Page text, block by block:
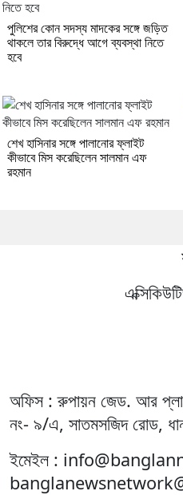
পুলিশের কোন সদস্য মাদকের সঙ্গে জড়িত
থাকলে তার বিরুদ্ধে আগে ব্যবস্থা নিতে
হবে
শেখ হাসিনার সঙ্গে পালানোর ফ্লাইট
কীভাবে মিস করেছিলেন সালমান এফ
রহমান
অফিস : রুপায়ন জেড. আর
নং- ৯/এ, সাতমসজিদ রোড,
ইমেইল :